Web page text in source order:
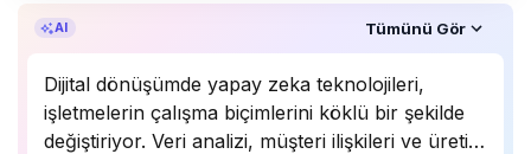
AI Tümünü Gör
Dijital dönüşümde yapay zeka teknolojileri,
işletmelerin çalışma biçimlerini köklü bir şekilde
değiştiriyor. Veri analizi, müşteri ilişkileri ve üretim